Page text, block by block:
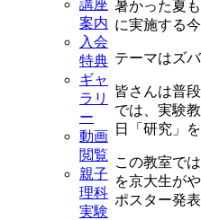
講座
案内
入会
特典
ギャ
ラリ
ー
動画
閲覧
親子
理科
実験
暑かった夏
に実施する
テーマはズバ
皆さんは普
では、実験
日「研究」
この教室で
を京大生が
ポスター発